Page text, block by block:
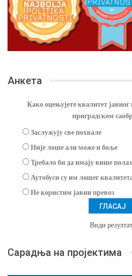
Анкета
Како оцењујете квалитет
приградском
Заслужују све похвале
Није лоше али може и боље
Требало би да имају више
Аутобуси су им лошег
Не користим јавни превоз
Види
Сарадња на пројектима